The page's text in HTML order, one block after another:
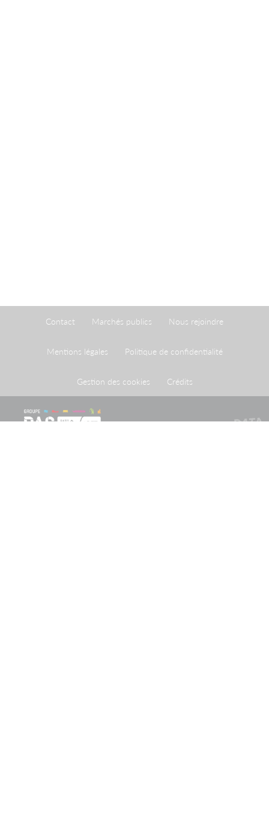
Contact Marchés publics Nous rejoindre
Mentions légales Politique de confidentialité
Gestion des cookies Crédits